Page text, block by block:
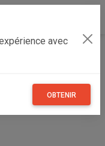
avec
OBTENIR